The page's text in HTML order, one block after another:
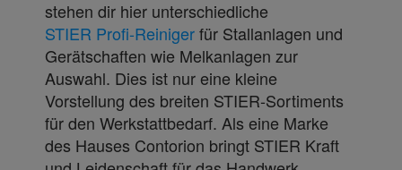
stehen dir hier unterschiedliche
STIER Profi-Reinigerfür Stallanlagen und
Gerätschaften wie Melkanlagen zur
Auswahl. Dies ist nur eine kleine
Vorstellung des breiten STIER-Sortiments
für den Werkstattbedarf. Als eine Marke
des Hauses Contorion bringt STIER Kraft